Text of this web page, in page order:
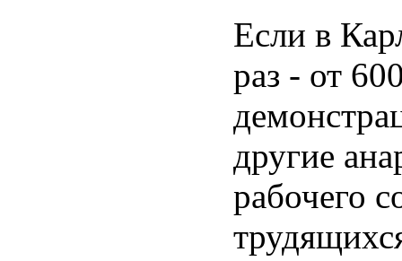
Если в
раз - от
другие
рабочего